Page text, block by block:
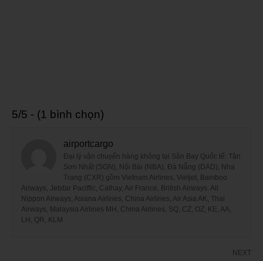
5/5 - (1 bình chọn)
airportcargo
Đại lý vận chuyển hàng không tại Sân Bay Quốc tế: Tân
Sơn Nhất (SGN), Nội Bài (NBA), Đà Nẵng (DAD), Nha
Trang (CXR) gồm Vietnam Airlines, Vietjet, Bamboo
Ariways, Jetstar Paciffic, Cathay, Air France, British Airways. All
Nippon Airways, Asiana Airlines, China Airlines, Air Asia AK, Thai
Airways, Malaysia Airlines MH, China Airlines, SQ, CZ, OZ, KE, AA,
LH, QR, KLM
NEXT